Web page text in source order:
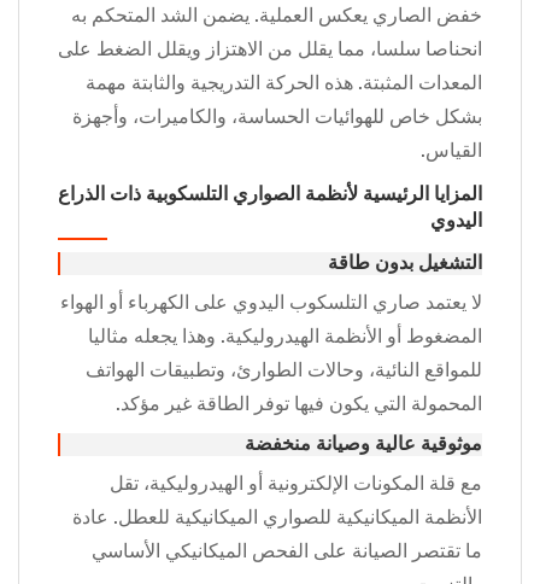
خفض الصاري يعكس العملية. يضمن الشد المتحكم به
انحناصا سلسا، مما يقلل من الاهتزاز ويقلل الضغط على
المعدات المثبتة. هذه الحركة التدريجية والثابتة مهمة
بشكل خاص للهوائيات الحساسة، والكاميرات، وأجهزة
القياس.
المزايا الرئيسية لأنظمة الصواري التلسكوبية ذات الذراع
اليدوي
التشغيل بدون طاقة
لا يعتمد صاري التلسكوب اليدوي على الكهرباء أو الهواء
المضغوط أو الأنظمة الهيدروليكية. وهذا يجعله مثاليا
للمواقع النائية، وحالات الطوارئ، وتطبيقات الهواتف
المحمولة التي يكون فيها توفر الطاقة غير مؤكد.
موثوقية عالية وصيانة منخفضة
مع قلة المكونات الإلكترونية أو الهيدروليكية، تقل
الأنظمة الميكانيكية للصواري الميكانيكية للعطل. عادة
ما تقتصر الصيانة على الفحص الميكانيكي الأساسي